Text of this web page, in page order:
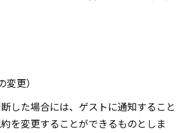
更）
した場合には、ゲストに通知すること
を変更することができるものとしま